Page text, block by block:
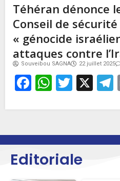
Téhéran dénonce
Conseil de sécurité
« génocide
attaques contre
Souveibou SAGNA 22 juillet 2025
Facebook
X
Editoriale